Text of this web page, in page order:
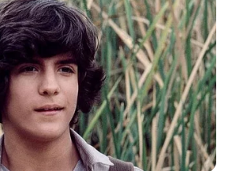
στήσει υπερσύγχρονα
κάνναβης στην Αττική και
ναρκωτικά μέχρι και στην
Ειδήσεις από την Ελλάδα και